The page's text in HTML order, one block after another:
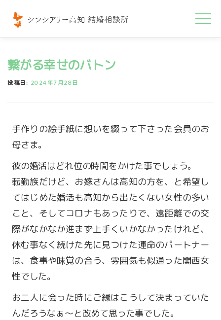
テ
へ
繋がる幸せのバトン
投稿日: 2024年7月28日
手作りの絵手紙に想いを綴って下さった会員のお
母さま。
彼の婚活はどれ位の時間をかけた事でしょう。
転勤族だけど、お嫁さんは高知の方を、と希望し
てはじめた婚活も高知から出たくない女性の多い
こと、そしてコロナもあったりで、遠距離での交
際がなかなか進まず上手くいかなかったけれど、
休む事なく続けた先に見つけた運命のパートナー
は、食事や味覚の合う、雰囲気も似通った関西女
性でした。
お二人に会った時にご縁はこうして決まっていた
んだろうなぁ〜と改めて思った事でした。